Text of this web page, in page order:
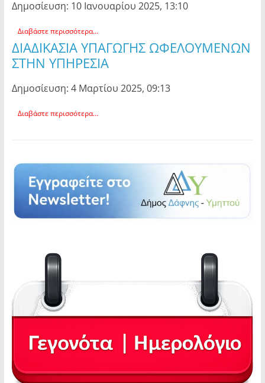
Δημοσίευση: 10 Ιανουαρίου 2025, 13:10
Διαβάστε περισσότερα...
ΔΙΑΔΙΚΑΣΙΑ ΥΠΑΓΩΓΗΣ ΩΦΕΛΟΥΜΕΝΩΝ
ΣΤΗΝ ΥΠΗΡΕΣΙΑ
Δημοσίευση: 4 Μαρτίου 2025, 09:13
Διαβάστε περισσότερα...